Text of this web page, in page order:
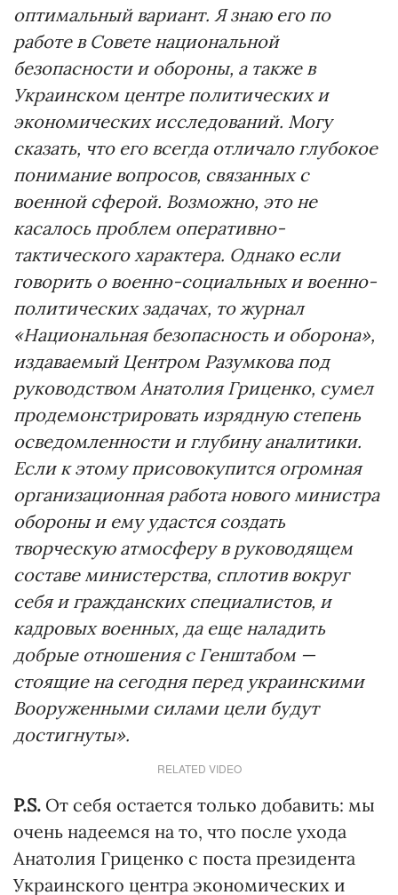
оптимальный вариант. Я знаю его по
работе в Совете национальной
безопасности и обороны, а также в
Украинском центре политических и
экономических исследований. Могу
сказать, что его всегда отличало глубокое
понимание вопросов, связанных с
военной сферой. Возможно, это не
касалось проблем оперативно-
тактического характера. Однако если
говорить о военно-социальных и военно-
политических задачах, то журнал
«Национальная безопасность и оборона»,
издаваемый Центром Разумкова под
руководством Анатолия Гриценко, сумел
продемонстрировать изрядную степень
осведомленности и глубину аналитики.
Если к этому присовокупится огромная
организационная работа нового министра
обороны и ему удастся создать
творческую атмосферу в руководящем
составе министерства, сплотив вокруг
себя и гражданских специалистов, и
кадровых военных, да еще наладить
добрые отношения с Генштабом —
стоящие на сегодня перед украинскими
Вооруженными силами цели будут
достигнуты».
RELATED VIDEO
P.S. От себя остается только добавить: мы
очень надеемся на то, что после ухода
Анатолия Гриценко с поста президента
Украинского центра экономических и